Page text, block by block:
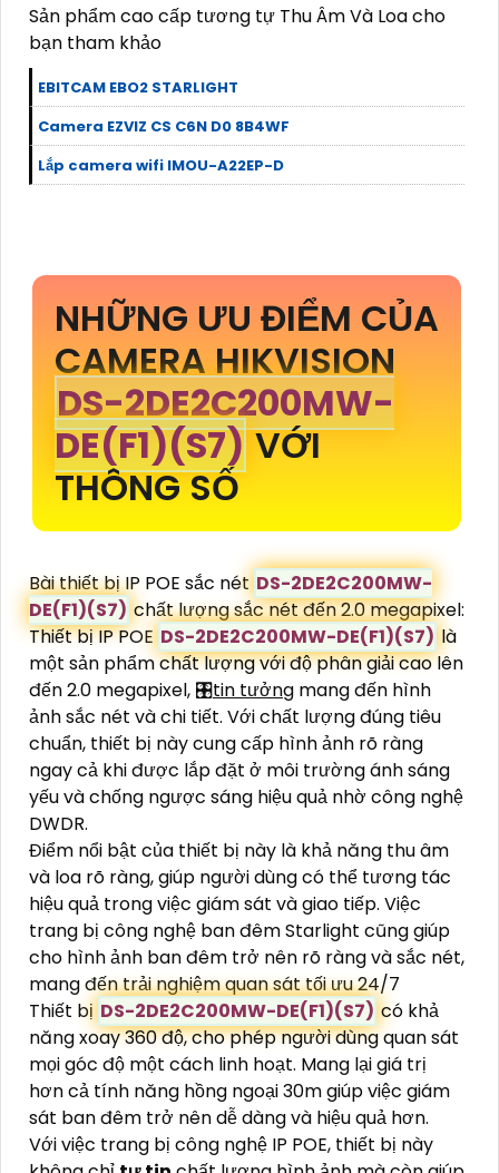
Sản phẩm cao cấp tương tự Thu Âm Và Loa cho
bạn tham khảo
EBITCAM EBO2 STARLIGHT
Camera EZVIZ CS C6N D0 8B4WF
Lắp camera wifi IMOU-A22EP-D
NHỮNG ƯU ĐIỂM CỦA
CAMERA HIKVISION
DS-2DE2C200MW-
DE(F1)(S7)VỚI
THÔNG SỐ
Bài thiết bị IP POE sắc nét DS-2DE2C200MW-
DE(F1)(S7) chất lượng sắc nét đến 2.0 megapixel:
Thiết bị IP POE DS-2DE2C200MW-DE(F1)(S7) là
một sản phẩm chất lượng với độ phân giải cao lên
đến 2.0 megapixel, 🎛tin tưởng mang đến hình
ảnh sắc nét và chi tiết. Với chất lượng đúng tiêu
chuẩn, thiết bị này cung cấp hình ảnh rõ ràng
ngay cả khi được lắp đặt ở môi trường ánh sáng
yếu và chống ngược sáng hiệu quả nhờ công nghệ
DWDR.
Điểm nổi bật của thiết bị này là khả năng thu âm
và loa rõ ràng, giúp người dùng có thể tương tác
hiệu quả trong việc giám sát và giao tiếp. Việc
trang bị công nghệ ban đêm Starlight cũng giúp
cho hình ảnh ban đêm trở nên rõ ràng và sắc nét,
mang đến trải nghiệm quan sát tối ưu 24/7
Thiết bị DS-2DE2C200MW-DE(F1)(S7) có khả
năng xoay 360 độ, cho phép người dùng quan sát
mọi góc độ một cách linh hoạt. Mang lại giá trị
hơn cả tính năng hồng ngoại 30m giúp việc giám
sát ban đêm trở nên dễ dàng và hiệu quả hơn.
Với việc trang bị công nghệ IP POE, thiết bị này